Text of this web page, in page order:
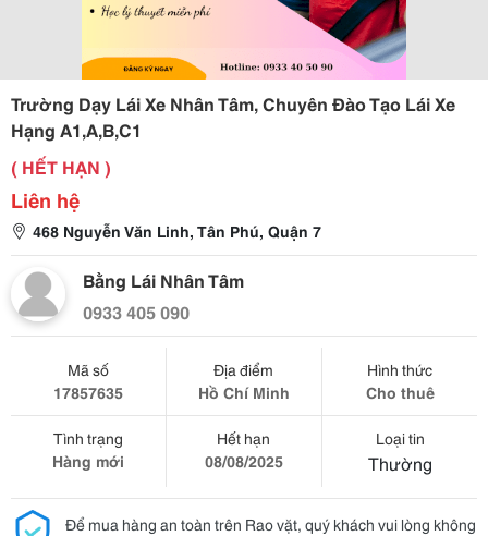
Trường Dạy Lái Xe Nhân Tâm, Chuyên Đào Tạo Lái Xe
Hạng A1,A,B,C1
( HẾT HẠN )
Liên hệ
468 Nguyễn Văn Linh, Tân Phú, Quận 7
Bằng Lái Nhân Tâm
0933 405 090
Mã số
17857635
Địa điểm
Hồ Chí Minh
Hình thức
Cho thuê
Tình trạng
Hàng mới
Hết hạn
08/08/2025
Loại tin
Thường
Để mua hàng an toàn trên Rao vặt, quý khách vui lòng không